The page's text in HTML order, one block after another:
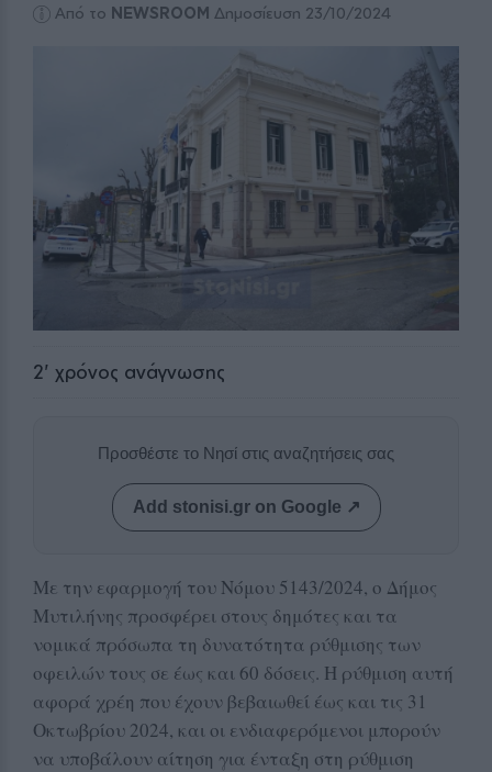
Από το NEWSROOM Δημοσίευση 23/10/2024
2' χρόνος ανάγνωσης
Προσθέστε το Νησί στις αναζητήσεις σας
Add stonisi.gr on Google ↗
Με την εφαρμογή του Νόμου 5143/2024, ο Δήμος
Μυτιλήνης προσφέρει στους δημότες και τα
νομικά πρόσωπα τη δυνατότητα ρύθμισης των
οφειλών τους σε έως και 60 δόσεις. Η ρύθμιση αυτή
αφορά χρέη που έχουν βεβαιωθεί έως και τις 31
Οκτωβρίου 2024, και οι ενδιαφερόμενοι μπορούν
να υποβάλουν αίτηση για ένταξη στη ρύθμιση